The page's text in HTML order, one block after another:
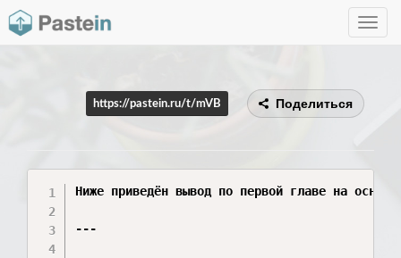
Toggle
https://pastein.ru/t/mVB Поделиться
Ниже приведён вывод по первой главе на
---